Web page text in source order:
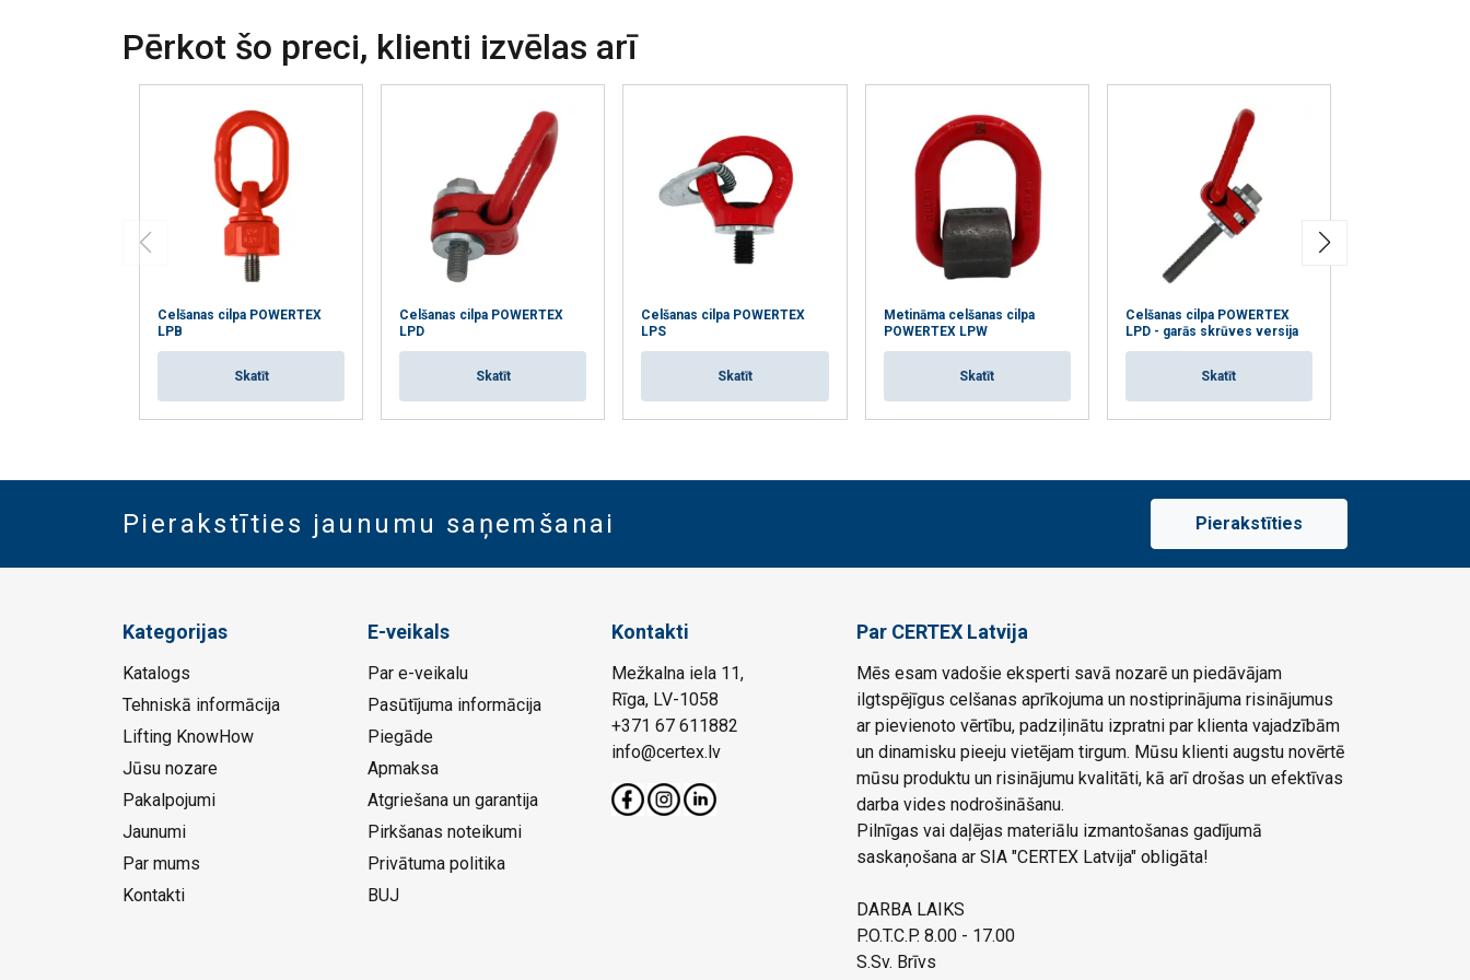
Pērkot šo preci, klienti izvēlas arī
Celšanas cilpa POWERTEX
LPB
Skatīt
Celšanas cilpa POWERTEX
LPD
Skatīt
Celšanas cilpa POWERTEX
LPS
Skatīt
Metināma celšanas cilpa
POWERTEX LPW
Skatīt
Celšanas cilpa POWERTEX
LPD - garās skrūves versija
Skatīt
Pierakstīties jaunumu saņemšanai Pierakstīties
Kategorijas
Katalogs
Tehniskā informācija
Lifting KnowHow
Jūsu nozare
Pakalpojumi
Jaunumi
Par mums
Kontakti
E-veikals
Par e-veikalu
Pasūtījuma informācija
Piegāde
Apmaksa
Atgriešana un garantija
Pirkšanas noteikumi
Privātuma politika
BUJ
Kontakti
Mežkalna iela 11,
Rīga, LV-1058
+371 67 611882
info@certex.lv
Par CERTEX Latvija
Mēs esam vadošie eksperti savā nozarē un piedāvājam
ilgtspējīgus celšanas aprīkojuma un nostiprinājuma risinājumus
ar pievienoto vērtību, padziļinātu izpratni par klienta vajadzībām
un dinamisku pieeju vietējam tirgum. Mūsu klienti augstu novērtē
mūsu produktu un risinājumu kvalitāti, kā arī drošas un efektīvas
darba vides nodrošināšanu.
Pilnīgas vai daļējas materiālu izmantošanas gadījumā
saskaņošana ar SIA "CERTEX Latvija" obligāta!
DARBA LAIKS
P.O.T.C.P. 8.00 - 17.00
S.Sv. Brīvs